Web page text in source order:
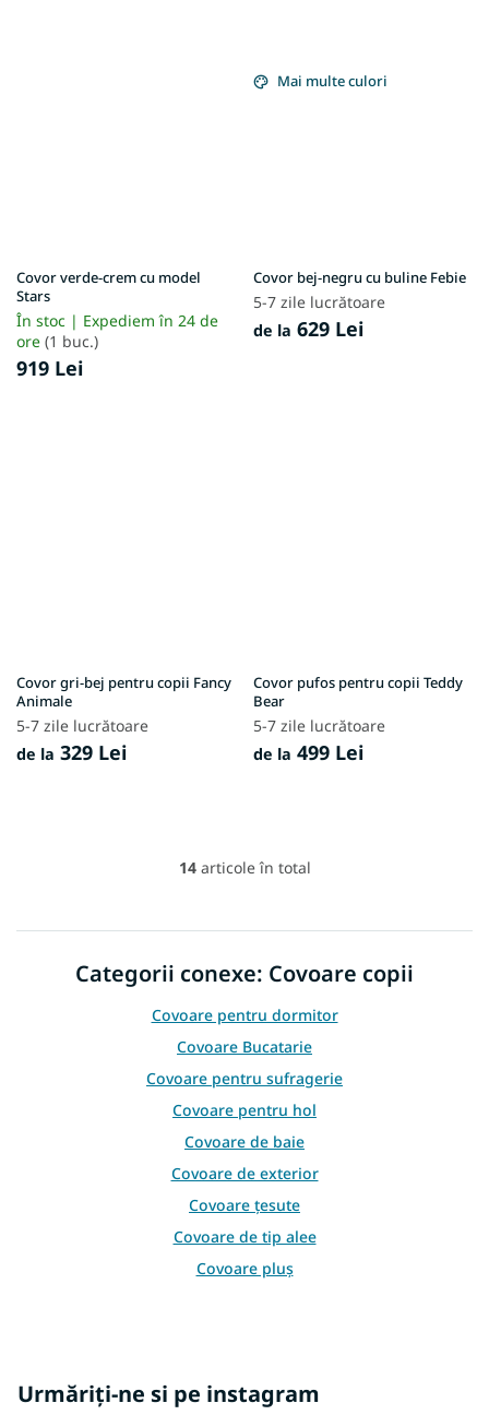
Covor verde-crem cu model
Stars
În stoc | Expediem în 24 de
ore (1 buc.)
919 Lei
Mai multe culori
Covor bej-negru cu buline Febie
5-7 zile lucrătoare
de la 629 Lei
Covor gri-bej pentru copii Fancy
Animale
5-7 zile lucrătoare
de la 329 Lei
Covor pufos pentru copii Teddy
Bear
5-7 zile lucrătoare
de la 499 Lei
C
t
o
u
l
l
i
s
t
ă
r
i
l
o
r
14articole în total
Categorii conexe: Covoare copii
Covoare pentru dormitor
Covoare Bucatarie
Covoare pentru sufragerie
Covoare pentru hol
Covoare de baie
Covoare de exterior
Covoare țesute
Covoare de tip alee
Covoare pluș
Covoare colorate
Urmăriți-ne si pe instagram